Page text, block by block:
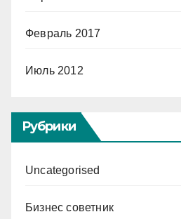
Февраль 2017
Июль 2012
Рубрики
Uncategorised
Бизнес советник